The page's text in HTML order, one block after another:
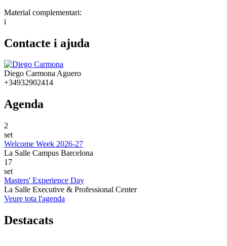
Material complementari:
i
Contacte i ajuda
Diego Carmona Aguero
+34932902414
Agenda
2
set
Welcome Week 2026-27
La Salle Campus Barcelona
17
set
Masters' Experience Day
La Salle Executive & Professional Center
Veure tota l'agenda
Destacats